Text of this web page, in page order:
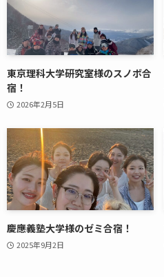
東京理科大学研究室様のスノボ合
宿！
2026年2月5日
慶應義塾大学様のゼミ合宿！
2025年9月2日